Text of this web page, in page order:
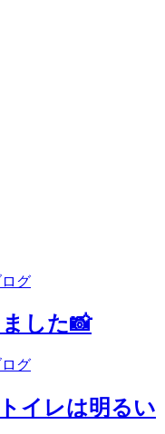
グ
した📸
グ
イレは明るい